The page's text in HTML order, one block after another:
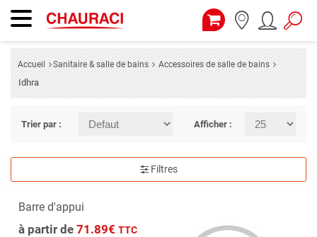
Accueil Sanitaire & salle de bains Accessoires de salle de bains
Idhra
Trier par : Afficher :
Filtres
Barre d'appui
à partir de 71.89€ TTC